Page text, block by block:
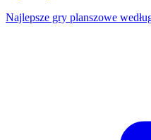
Najlepsze gry planszowe